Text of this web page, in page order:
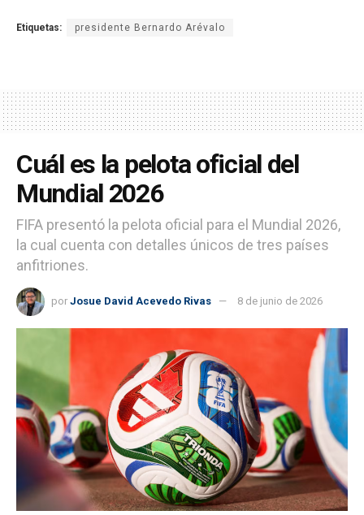
Etiquetas: presidente Bernardo Arévalo
Cuál es la pelota oficial del
Mundial 2026
FIFA presentó la pelota oficial para el Mundial 2026,
la cual cuenta con detalles únicos de tres países
anfitriones.
por Josue David Acevedo Rivas 8 de junio de 2026